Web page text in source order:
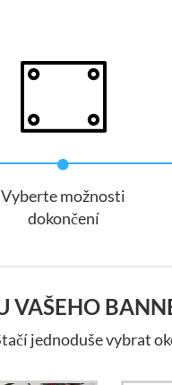
Vyberte možnosti
dokončení
VAŠEHO
jednoduše vybrat